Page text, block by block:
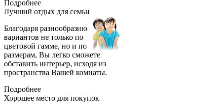
Подробнее
Лучший отдых для семьи
Благодаря разнообразию
вариантов не только по
цветовой гамме, но и по
размерам, Вы легко сможете
обставить интерьер, исходя из
пространства Вашей комнаты.
Подробнее
Хорошее место для покупок